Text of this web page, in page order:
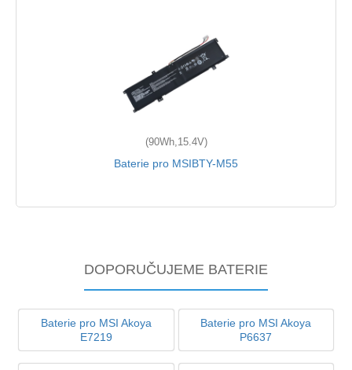
(90Wh,15.4V)
Baterie pro MSIBTY-M55
DOPORUČUJEME BATERIE
Baterie pro MSI Akoya
E7219
Baterie pro MSI Akoya
P6637